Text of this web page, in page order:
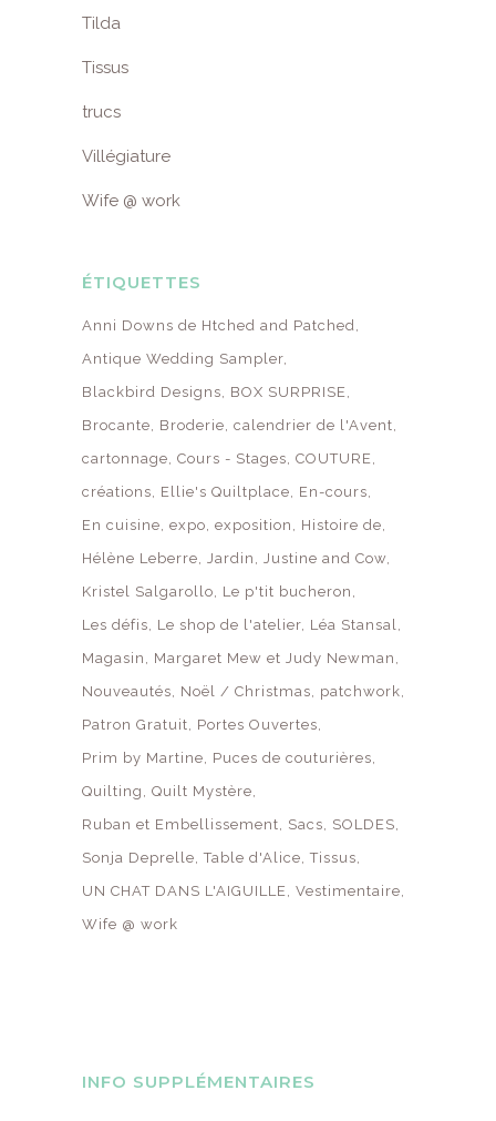
Tilda
Tissus
trucs
Villégiature
Wife @ work
ÉTIQUETTES
Anni Downs de Htched and Patched
Antique Wedding Sampler
Blackbird Designs
BOX SURPRISE
Brocante
Broderie calendrier de l'Avent
cartonnage Cours - Stages COUTURE
créations
Ellie's Quiltplace
En-cours
En cuisine expo exposition
Histoire de
Hélène Leberre Jardin
Justine and Cow
Kristel Salgarollo
Le p'tit bucheron
Les défis
Le shop de l'atelier Léa Stansal
Magasin
Margaret Mew et Judy Newman
Nouveautés
Noël / Christmas
patchwork
Patron Gratuit
Portes Ouvertes
Prim by Martine
Puces de couturières
Quilting
Quilt Mystère
Ruban et Embellissement
Sacs
SOLDES
Sonja Deprelle Table d'Alice Tissus
UN CHAT DANS L'AIGUILLE Vestimentaire
Wife @ work
INFO SUPPLÉMENTAIRES